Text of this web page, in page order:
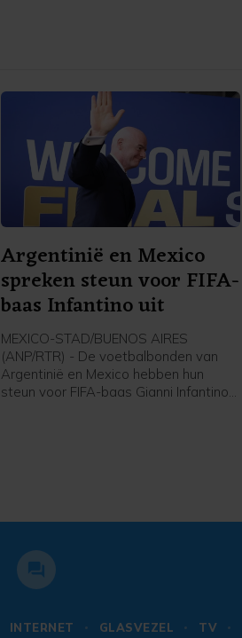
voor onze sport. Als dat betekent dat
we sommige competities moeten
boycotten, dan moet dat gebeuren",
aldus Bronze in aanloop van een
oefenduel met Chelsea in Nieuw-
Zeeland tegen Auckland.
Argentinië en Mexico
spreken steun voor FIFA-
baas Infantino uit
MEXICO-STAD/BUENOS AIRES
(ANP/RTR) - De voetbalbonden van
Argentinië en Mexico hebben hun
steun voor FIFA-baas Gianni Infantino
INTERNET GLASVEZEL TV